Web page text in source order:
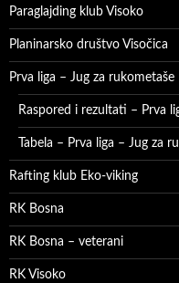
Paraglajding klub Visoko
Planinarsko društvo Visočica
Prva liga – Jug za rukometaše
Raspored i rezultati – Prva
Tabela – Prva liga – Jug za
Rafting klub Eko-viking
RK Bosna
RK Bosna – veterani
RK Visoko